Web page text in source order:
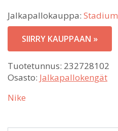
Jalkapallokauppa: Stadium
SIIRRY KAUPPAAN »
Tuotetunnus: 232728102
Osasto: Jalkapallokengät
Nike